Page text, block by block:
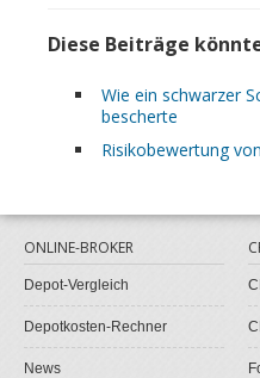
Diese Beiträge
Wie ein schwarzer
bescherte
Risikobewertung
ONLINE-BROKER
Depot-Vergleich
Depotkosten-Rechner
News